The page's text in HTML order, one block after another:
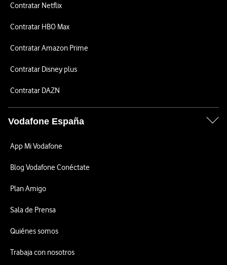
Contratar Netflix
Contratar HBO Max
Contratar Amazon Prime
Contratar Disney plus
Contratar DAZN
Vodafone España
App Mi Vodafone
Blog Vodafone Conéctate
Plan Amigo
Sala de Prensa
Quiénes somos
Trabaja con nosotros